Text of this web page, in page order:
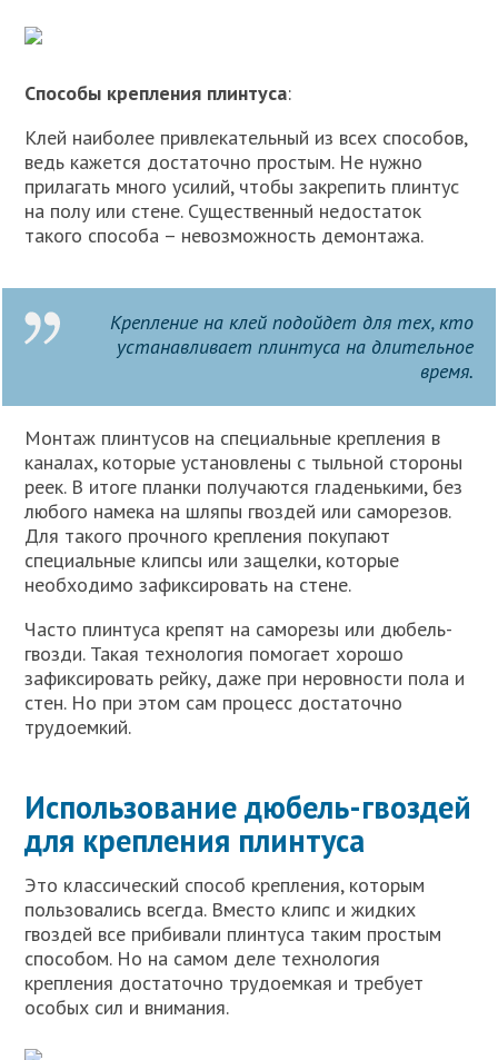
Способы крепления плинтуса:
Клей наиболее привлекательный из всех способов,
ведь кажется достаточно простым. Не нужно
прилагать много усилий, чтобы закрепить плинтус
на полу или стене. Существенный недостаток
такого способа – невозможность демонтажа.
Крепление на клей подойдет для тех, кто
устанавливает плинтуса на длительное
время.
Монтаж плинтусов на специальные крепления в
каналах, которые установлены с тыльной стороны
реек. В итоге планки получаются гладенькими, без
любого намека на шляпы гвоздей или саморезов.
Для такого прочного крепления покупают
специальные клипсы или защелки, которые
необходимо зафиксировать на стене.
Часто плинтуса крепят на саморезы или дюбель-
гвозди. Такая технология помогает хорошо
зафиксировать рейку, даже при неровности пола и
стен. Но при этом сам процесс достаточно
трудоемкий.
Использование дюбель-гвоздей
для крепления плинтуса
Это классический способ крепления, которым
пользовались всегда. Вместо клипс и жидких
гвоздей все прибивали плинтуса таким простым
способом. Но на самом деле технология
крепления достаточно трудоемкая и требует
особых сил и внимания.